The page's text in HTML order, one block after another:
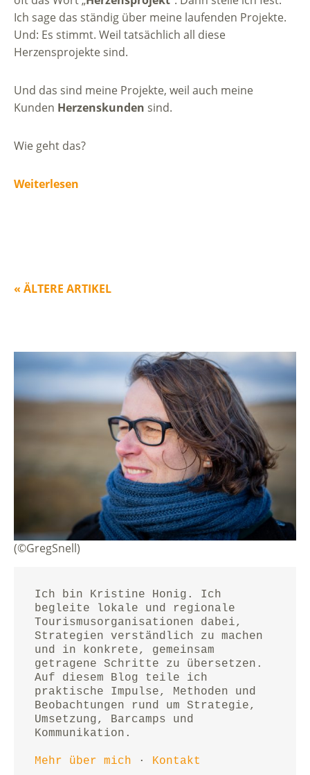
Ich sage das ständig über meine laufenden Projekte.
Und: Es stimmt. Weil tatsächlich all diese
Herzensprojekte sind.
Und das sind meine Projekte, weil auch meine
Kunden Herzenskunden sind.
Wie geht das?
Weiterlesen
« ÄLTERE ARTIKEL
(©GregSnell)
Ich bin Kristine Honig. Ich
begleite lokale und regionale
Tourismusorganisationen dabei,
Strategien verständlich zu machen
und in konkrete, gemeinsam
getragene Schritte zu übersetzen.
Auf diesem Blog teile ich
praktische Impulse, Methoden und
Beobachtungen rund um Strategie,
Umsetzung, Barcamps und
Kommunikation.
Mehr über mich · Kontakt